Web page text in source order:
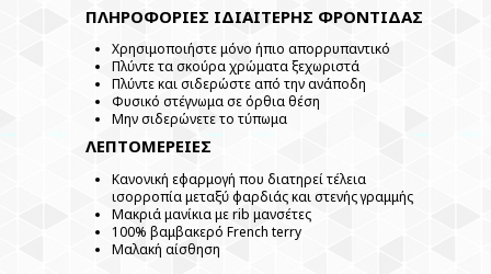
ΠΛΗΡΟΦΟΡΙΕΣ ΙΔΙΑΙΤΕΡΗΣ ΦΡΟΝΤΙΔΑΣ
Χρησιμοποιήστε μόνο ήπιο απορρυπαντικό
Πλύντε τα σκούρα χρώματα ξεχωριστά
Πλύντε και σιδερώστε από την ανάποδη
Φυσικό στέγνωμα σε όρθια θέση
Μην σιδερώνετε το τύπωμα
ΛΕΠΤΟΜΕΡΕΙΕΣ
Κανονική εφαρμογή που διατηρεί τέλεια
ισορροπία μεταξύ φαρδιάς και στενής γραμμής
Μακριά μανίκια με rib μανσέτες
100% βαμβακερό French terry
Μαλακή αίσθηση